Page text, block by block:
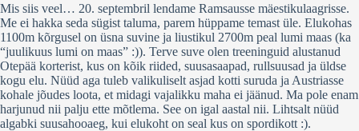
Mis siis veel… 20. septembril lendame Ramsausse mäestikulaagrisse.
Me ei hakka seda sügist taluma, parem hüppame temast üle. Elukohas
1100m kõrgusel on üsna suvine ja liustikul 2700m peal lumi maas (ka
“juulikuus lumi on maas” :)). Terve suve olen treeninguid alustanud
Otepää korterist, kus on kõik riided, suusasaapad, rullsuusad ja üldse
kogu elu. Nüüd aga tuleb valikuliselt asjad kotti suruda ja Austriasse
kohale jõudes loota, et midagi vajalikku maha ei jäänud. Ma pole enam
harjunud nii palju ette mõtlema. See on igal aastal nii. Lihtsalt nüüd
algabki suusahooaeg, kui elukoht on seal kus on spordikott :).